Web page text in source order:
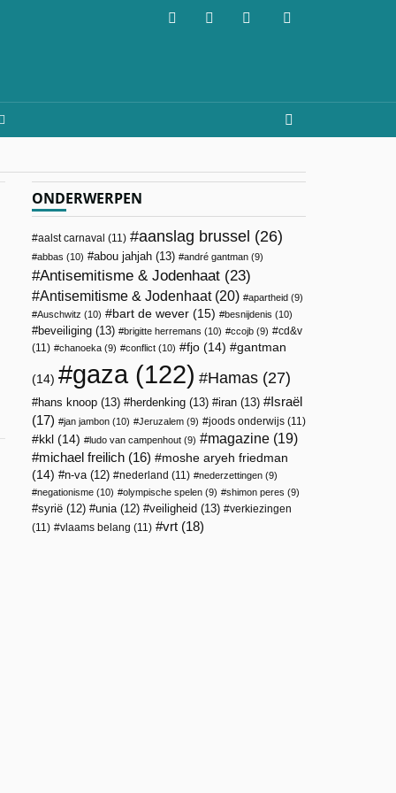
ONDERWERPEN
aalst carnaval (11) aanslag brussel (26)
abbas (10) abou jahjah (13) andré gantman (9)
Antisemitisme & Jodenhaat (23)
Antisemitisme & Jodenhaat(20) apartheid (9)
Auschwitz (10) bart de wever (15) besnijdenis (10)
beveiliging (13) brigitte herremans (10) ccojb (9)
cd&v
(11)
chanoeka (9) conflict (10) fjo (14) gantman
(14) gaza(122) Hamas (27)
hans knoop (13) herdenking (13) iran (13)
Israël
(17)
jan jambon (10) Jeruzalem (9) joods onderwijs (11)
kkl (14) ludo van campenhout (9) magazine (19)
michael freilich (16)
moshe aryeh friedman
(14)
n-va(12) nederland (11) nederzettingen (9)
negationisme (10) olympische spelen (9) shimon peres (9)
syrië (12) unia(12) veiligheid (13)
verkiezingen
(11)
vlaams belang (11) vrt (18)